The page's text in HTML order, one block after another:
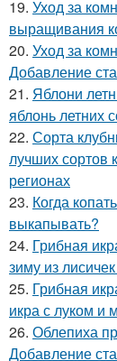
19. Уход за
выращивания
20. Уход за
Добавление
21. Яблони
яблонь летних
22. Сорта
лучших сортов
регионах
23. Когда
выкапывать?
24. Грибная
зиму из
25. Грибная
икра с луком и
26. Облепиха
Добавление